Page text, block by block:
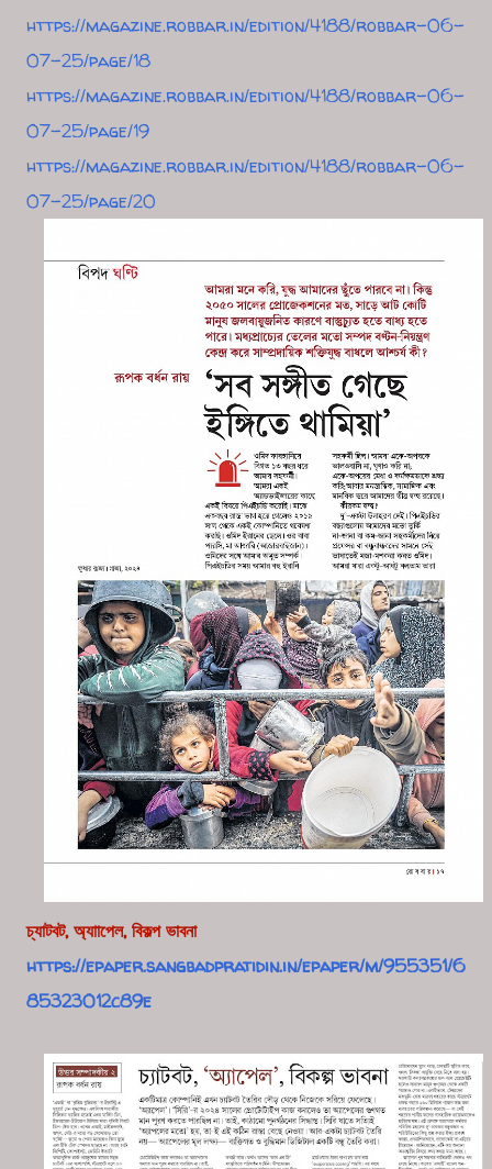
https://magazine.robbar.in/edition/4188/robbar-06-
07-25/page/18
https://magazine.robbar.in/edition/4188/robbar-06-
07-25/page/19
https://magazine.robbar.in/edition/4188/robbar-06-
07-25/page/20
চ্যাটবট, অ্যাাপেল, বিকল্প ভাবনা
https://epaper.sangbadpratidin.in/epaper/m/955351/6
85323012c89e